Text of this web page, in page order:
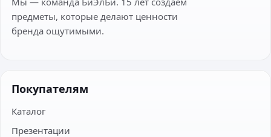
предметы, которые делают ценности
бренда ощутимыми.
Покупателям
Каталог
Презентации